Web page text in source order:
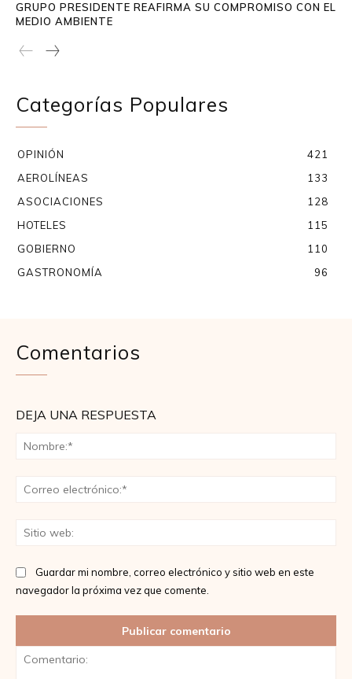
GRUPO PRESIDENTE REAFIRMA SU COMPROMISO CON EL
MEDIO AMBIENTE
Categorías Populares
OPINIÓN
421
AEROLÍNEAS
133
ASOCIACIONES
128
HOTELES
115
GOBIERNO
110
GASTRONOMÍA
96
Comentarios
DEJA UNA RESPUESTA
Guardar mi nombre, correo electrónico y sitio web en este
navegador la próxima vez que comente.